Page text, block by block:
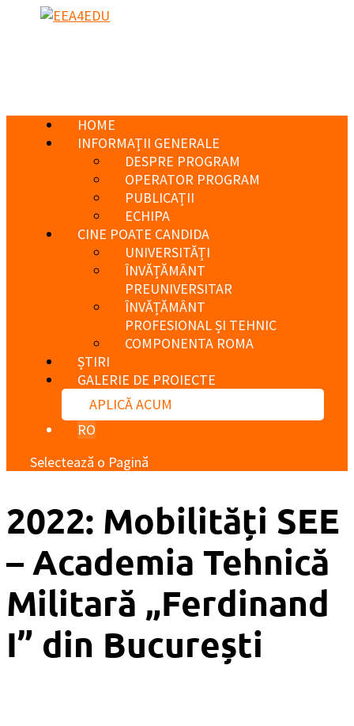
HOME
INFORMAȚII GENERALE
DESPRE PROGRAM
OPERATOR PROGRAM
PUBLICAȚII
ECHIPA
CINE POATE CANDIDA
UNIVERSITĂȚI
ÎNVĂȚĂMÂNT
PREUNIVERSITAR
ÎNVĂȚĂMÂNT
PROFESIONAL ȘI TEHNIC
COMPONENTA ROMA
ȘTIRI
GALERIE DE PROIECTE
APLICĂ ACUM
RO
Selectează o Pagină
2022: Mobilități SEE
– Academia Tehnică
Militară „Ferdinand
I” din București